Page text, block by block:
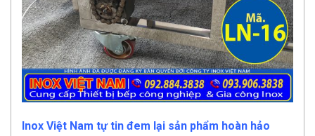
Inox Việt Nam tự tin đem lại sản phẩm hoàn hảo